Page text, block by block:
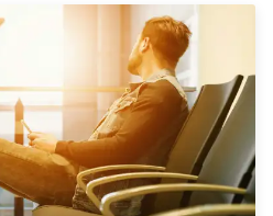
ojo maršruto autobusai
naujas specialus 29E
galimybę pasiekti oro
nakties metu.